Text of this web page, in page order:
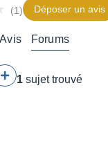
(1) Déposer un avis
Avis Forums
1 sujet trouvé